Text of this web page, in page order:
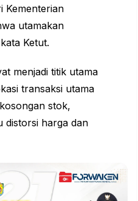
Kementerian
utamakan
Ketut.
menjadi titik utama
transaksi utama
stok,
distorsi harga dan